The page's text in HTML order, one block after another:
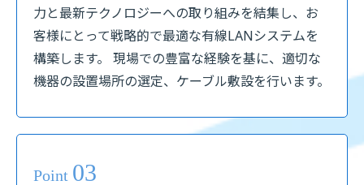
力と最新テクノロジーへの取り組みを結集し、お
客様にとって戦略的で最適な有線LANシステムを
構築します。 現場での豊富な経験を基に、適切な
機器の設置場所の選定、ケーブル敷設を行います。
Point 03